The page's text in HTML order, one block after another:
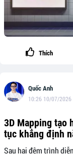
Thích
Quốc Anh
10:26 10/07/2026
3D Mapping tạo
tục khẳng định
Sau hai đêm trình